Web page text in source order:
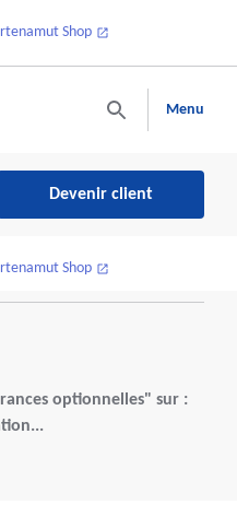
Shop
Menu
Devenir client
Shop
optionnelles" sur :